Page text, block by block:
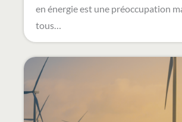
en énergie est une préoccupation
tous…